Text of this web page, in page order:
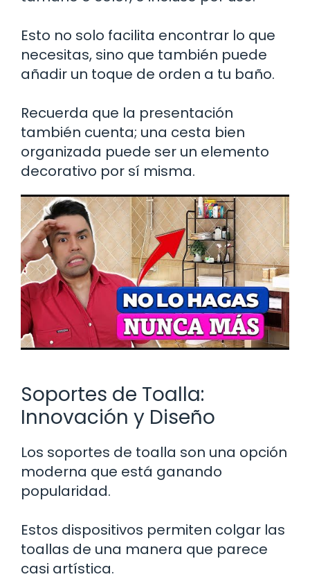
Esto no solo facilita encontrar lo que
necesitas, sino que también puede
añadir un toque de orden a tu baño.
Recuerda que la presentación
también cuenta; una cesta bien
organizada puede ser un elemento
decorativo por sí misma.
Soportes de Toalla:
Innovación y Diseño
Los soportes de toalla son una opción
moderna que está ganando
popularidad.
Estos dispositivos permiten colgar las
toallas de una manera que parece
casi artística.